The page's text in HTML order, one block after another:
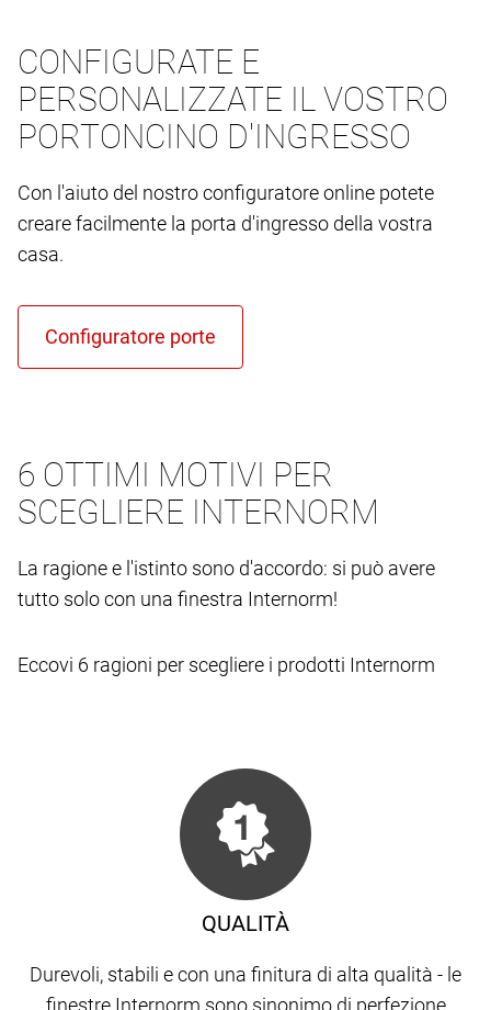
CONFIGURATE E
PERSONALIZZATE IL VOSTRO
PORTONCINO D'INGRESSO
Con l'aiuto del nostro configuratore online potete
creare facilmente la porta d'ingresso della vostra
casa.
6 OTTIMI MOTIVI PER
SCEGLIERE INTERNORM
La ragione e l'istinto sono d'accordo: si può avere
tutto solo con una finestra Internorm!
Eccovi 6 ragioni per scegliere i prodotti Internorm
QUALITÀ
Durevoli, stabili e con una finitura di alta qualità - le
finestre Internorm sono sinonimo di perfezione